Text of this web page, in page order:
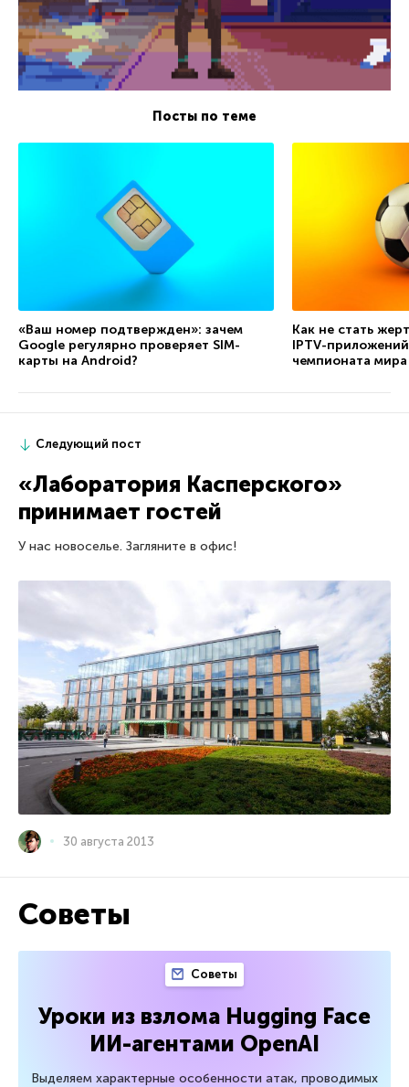
Посты по теме
«Ваш номер подтвержден»: зачем
Google регулярно проверяет SIM-
карты на Android?
Как не стать
IPTV-
чемпионата
Следующий пост
«Лаборатория Касперского»
принимает гостей
У нас новоселье. Загляните в офис!
30 августа 2013
Советы
Советы
Уроки из взлома Hugging Face
ИИ-агентами OpenAI
Выделяем характерные особенности атак, проводимых